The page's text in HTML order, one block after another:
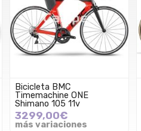
Bicicleta BMC
Timemachine ONE
Shimano 105 11v
3299,00€
más variaciones